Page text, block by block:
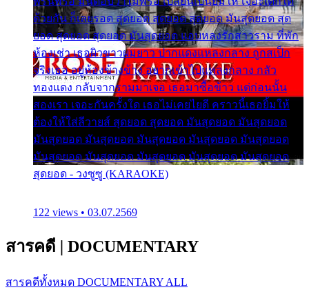
ด้วยกัน ก็เลยรอด สุดยอด สุดยอด สุดยอด มันสุดยอด สุด
ยอด สุดยอด สุดยอด มันสุดยอด แอบหลงรักสาวราม ที่พัก
ห้องเช่า เธอผิวขาวผมยาว ปากแดงแหลงกลาง ถูกสเป็ก
จริงเธอ อยู่ห้องข้างข้าง อยากเข้าไปแหลงกลาง กลัว
ทองแดง กลับจากรามมาเจอ เธอมาซื้อข้าว แต่ก่อนนั้น
สองเรา เจอะกันครั้งใด เธอไม่เคยไยดี คราวนี้เธอยิ้มให้
ต้องให้ใส่ลีวายส์ สุดยอด สุดยอด มันสุดยอด มันสุดยอด
มันสุดยอด มันสุดยอด มันสุดยอด มันสุดยอด มันสุดยอด
มันสุดยอด มันสุดยอด มันสุดยอด มันสุดยอด มันสุดยอด
สุดยอด - วงซูซู (KARAOKE)
122 views • 03.07.2569
สารคดี | DOCUMENTARY
สารคดีทั้งหมด DOCUMENTARY ALL